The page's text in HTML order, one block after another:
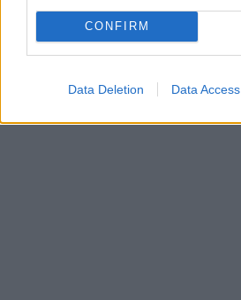
CONFIRM
Data Deletion Data Access